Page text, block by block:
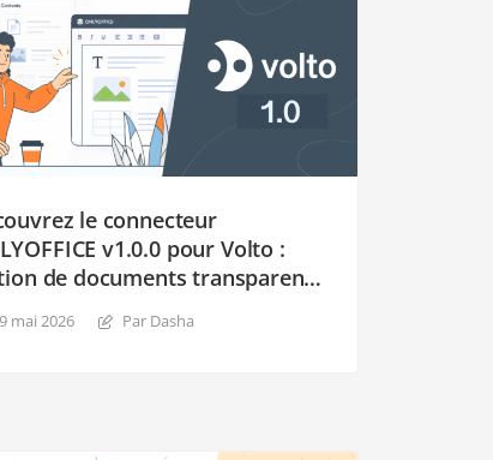
le connecteur
v1.0.0 pour Volto :
de documents transparente
mai 2026 Par Dasha